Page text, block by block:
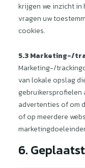
krijgen we inzicht in
vragen uw
cookies.
5.3 Marketing-/
Marketing-/
van lokale opslag
gebruikersprofielen
advertenties of om
of op meerdere
6.